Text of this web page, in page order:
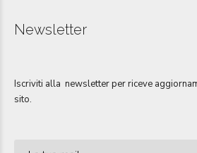
Newsletter
Iscriviti alla newsletter per riceve
sito.